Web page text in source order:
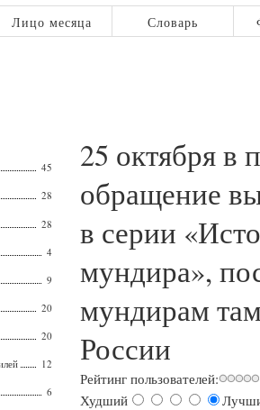
Лицо месяца Словарь
25 октября в
обращение
в серии
мундира»,
мундирам
России
Рейтинг пользователей:
Худший
45
28
28
4
9
20
20
12
6